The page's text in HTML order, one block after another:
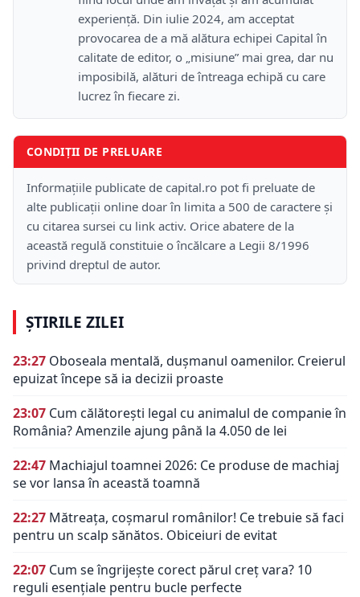
experiență. Din iulie 2024, am acceptat
provocarea de a mă alătura echipei Capital în
calitate de editor, o „misiune” mai grea, dar nu
imposibilă, alături de întreaga echipă cu care
lucrez în fiecare zi.
CONDIȚII DE PRELUARE
Informațiile publicate de capital.ro pot fi preluate de
alte publicații online doar în limita a 500 de caractere și
cu citarea sursei cu link activ. Orice abatere de la
această regulă constituie o încălcare a Legii 8/1996
privind dreptul de autor.
ȘTIRILE ZILEI
23:27 Oboseala mentală, dușmanul oamenilor. Creierul
epuizat începe să ia decizii proaste
23:07 Cum călătorești legal cu animalul de companie în
România? Amenzile ajung până la 4.050 de lei
22:47 Machiajul toamnei 2026: Ce produse de machiaj
se vor lansa în această toamnă
22:27 Mătreața, coșmarul românilor! Ce trebuie să faci
pentru un scalp sănătos. Obiceiuri de evitat
22:07 Cum se îngrijește corect părul creț vara? 10
reguli esențiale pentru bucle perfecte